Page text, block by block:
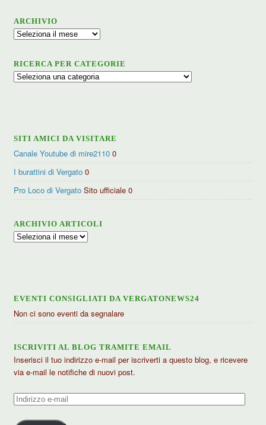
ARCHIVIO
Archivio
RICERCA PER CATEGORIE
Ricerca
SITI AMICI DA VISITARE
Canale Youtube di mire2110 0
I burattini di Vergato 0
Pro Loco di Vergato Sito ufficiale 0
ARCHIVIO ARTICOLI
Archivio
EVENTI CONSIGLIATI DA VERGATONEWS24
Non ci sono eventi da segnalare
ISCRIVITI AL BLOG TRAMITE EMAIL
Inserisci il tuo indirizzo e-mail per iscriverti a questo blog, e ricevere
via e-mail le notifiche di nuovi post.
Indirizzo